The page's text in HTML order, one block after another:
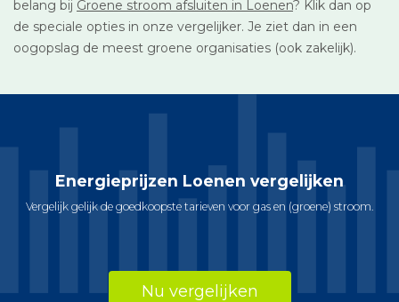
belang bij Groene stroom afsluiten in Loenen? Klik dan op
de speciale opties in onze vergelijker. Je ziet dan in een
oogopslag de meest groene organisaties (ook zakelijk).
Energieprijzen Loenen vergelijken
Vergelijk gelijk de goedkoopste tarieven voor gas en (groene) stroom.
Nu vergelijken